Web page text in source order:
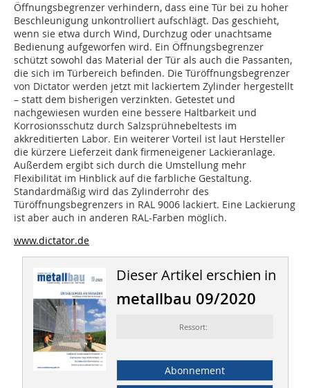
Öffnungsbegrenzer verhindern, dass eine Tür bei zu hoher
Beschleunigung unkontrolliert aufschlägt. Das geschieht,
wenn sie etwa durch Wind, Durchzug oder unachtsame
Bedienung aufgeworfen wird. Ein Öffnungsbegrenzer
schützt sowohl das Material der Tür als auch die Passanten,
die sich im Türbereich befinden. Die Türöffnungsbegrenzer
von Dictator werden jetzt mit lackiertem Zylinder hergestellt
– statt dem bisherigen verzinkten. Getestet und
nachgewiesen wurden eine bessere Haltbarkeit und
Korrosionsschutz durch Salzsprühnebeltests im
akkreditierten Labor. Ein weiterer Vorteil ist laut Hersteller
die kürzere Lieferzeit dank firmeneigener Lackieranlage.
Außerdem ergibt sich durch die Umstellung mehr
Flexibilität im Hinblick auf die farbliche Gestaltung.
Standardmäßig wird das Zylinderrohr des
Türöffnungsbegrenzers in RAL 9006 lackiert. Eine Lackierung
ist aber auch in anderen RAL-Farben möglich.
www.dictator.de
Dieser Artikel erschien in
metallbau 09/2020
Ressort:
Abonnement